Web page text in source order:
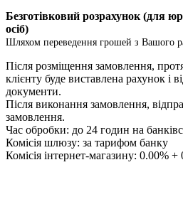
Безготівковий розрахунок (для
осіб)
Шляхом переведення грошей з Вашого
Після розміщення замовлення,
клієнту буде виставлена ​​рахунок і
документи.
Після виконання замовлення,
замовлення.
Час обробки: до 24 годин на
Комісія шлюзу: за тарифом банку
Комісія інтернет-магазину: 0.00% +